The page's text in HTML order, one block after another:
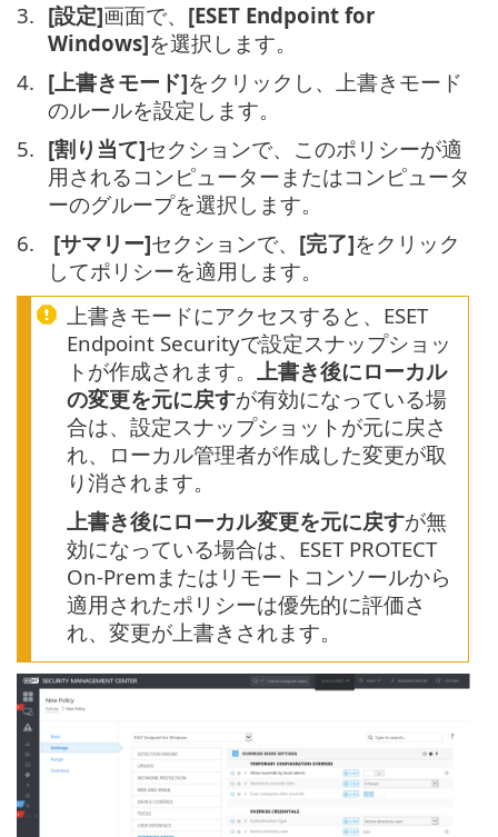
[設定]画面で、 [ESET Endpoint for
Windows]を選択します。
[上書きモード]をクリックし、上書きモード
のルールを設定します。
[割り当て]セクションで、このポリシーが適
用されるコンピューターまたはコンピュータ
ーのグループを選択します。
[サマリー]セクションで、 [完了]をクリック
してポリシーを適用します。
上書きモードにアクセスすると、ESET
Endpoint Securityで設定スナップショッ
トが作成されます。 上書き後にローカル
の変更を元に戻すが有効になっている場
合は、設定スナップショットが元に戻さ
れ、ローカル管理者が作成した変更が取
り消されます。
上書き後にローカル変更を元に戻すが無
効になっている場合は、ESET PROTECT
On-Premまたはリモートコンソールから
適用されたポリシーは優先的に評価さ
れ、変更が上書きされます。